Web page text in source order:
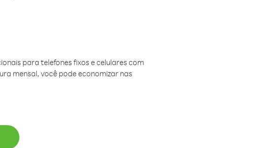
para telefones fixos e celulares com
mensal, você pode economizar nas